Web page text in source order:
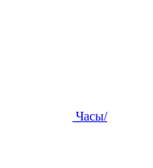
Часы/